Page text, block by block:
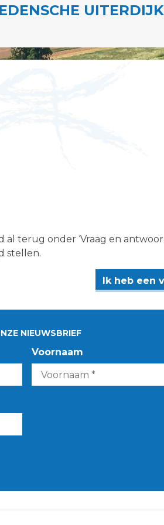
UITERDIJK
terug onder ‘Vraag en
stellen.
Ik heb een
NIEUWSBRIEF
Voornaam